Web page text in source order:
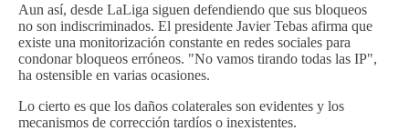
Aun así, desde LaLiga siguen defendiendo que sus bloqueos
no son indiscriminados. El presidente Javier Tebas afirma que
existe una monitorización constante en redes sociales para
condonar bloqueos erróneos. "No vamos tirando todas las IP",
ha ostensible en varias ocasiones.
Lo cierto es que los daños colaterales son evidentes y los
mecanismos de corrección tardíos o inexistentes.